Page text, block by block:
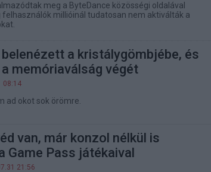
meg a ByteDance közösségi oldalával
felhasználók millióinál tudatosan nem aktiválták a
a kristálygömbjébe, és
memóriaválság végét
08:14
ad okot sok örömre.
van, már konzol nélkül is
Game Pass játékaival
21:56